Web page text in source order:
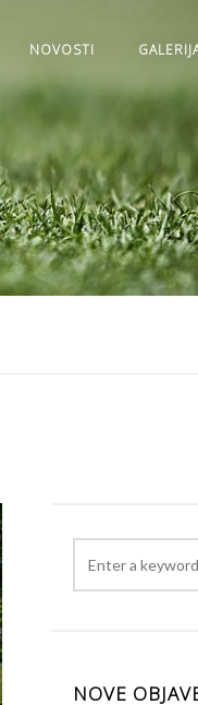
NOVOSTI
NOVE